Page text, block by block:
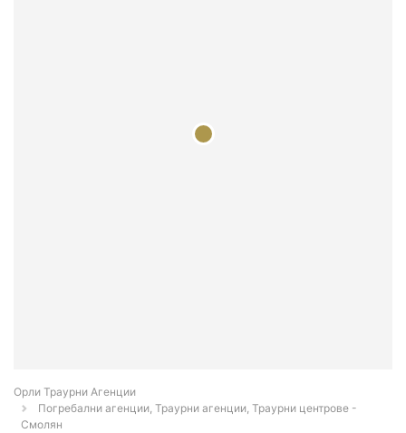
Орли Траурни Агенции
Погребални агенции, Траурни агенции, Траурни центрове -
Смолян